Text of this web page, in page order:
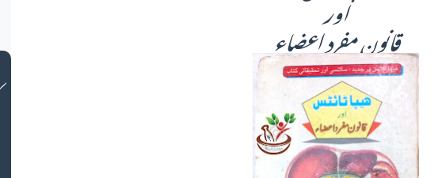
اور
قانون مفرد اعضاء